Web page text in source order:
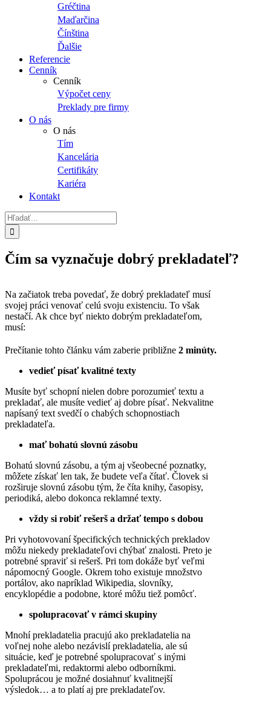
Gréčtina
Maďarčina
Čínština
Ďalšie
Referencie
Cenník
Cenník
Výpočet ceny
Preklady pre firmy
O nás
O nás
Tím
Kancelária
Certifikáty
Kariéra
Kontakt
Hľadať:
Čím sa vyznačuje dobrý prekladateľ?
Na začiatok treba povedať, že dobrý prekladateľ musí
svojej práci venovať celú svoju existenciu. To však
nestačí. Ak chce byť niekto dobrým prekladateľom,
musí:
Prečítanie tohto článku vám zaberie približne 2 minúty.
vedieť písať kvalitné texty
Musíte byť schopní nielen dobre porozumieť textu a
prekladať, ale musíte vedieť aj dobre písať. Nekvalitne
napísaný text svedčí o chabých schopnostiach
prekladateľa.
mať bohatú slovnú zásobu
Bohatú slovnú zásobu, a tým aj všeobecné poznatky,
môžete získať len tak, že budete veľa čítať. Človek si
rozširuje slovnú zásobu tým, že číta knihy, časopisy,
periodiká, alebo dokonca reklamné texty.
vždy si robiť rešerš a držať tempo s dobou
Pri vyhotovovaní špecifických technických prekladov
môžu niekedy prekladateľovi chýbať znalosti. Preto je
potrebné spraviť si rešerš. Pri tom dokáže byť veľmi
nápomocný Google. Okrem toho existuje množstvo
portálov, ako napríklad Wikipedia, slovníky,
encyklopédie a podobne, ktoré môžu tiež pomôcť.
spolupracovať v rámci skupiny
Mnohí prekladatelia pracujú ako prekladatelia na
voľnej nohe alebo nezávislí prekladatelia, ale sú
situácie, keď je potrebné spolupracovať s inými
prekladateľmi, redaktormi alebo odborníkmi.
Spoluprácou je možné dosiahnuť kvalitnejší
výsledok… a to platí aj pre prekladateľov.